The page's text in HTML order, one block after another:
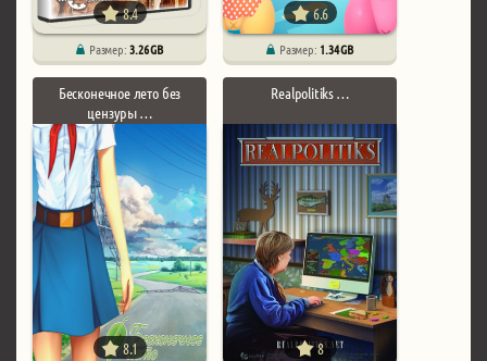
8.4
Размер:3.26 GB
6.6
Размер: 1.34 GB
Бесконечное лето без
цензуры …
8.1
Realpolitiks …
8